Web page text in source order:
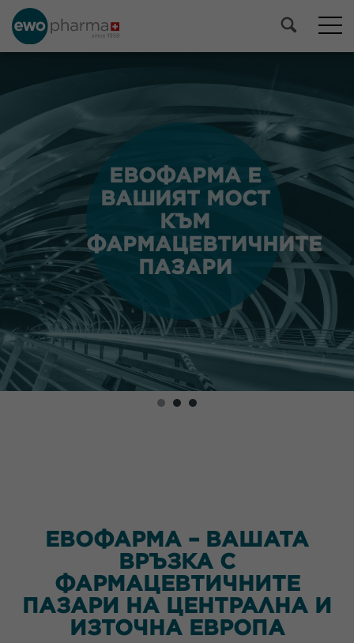
ЕВОФАРМА Е
ВАШИЯТ МОСТ
КЪМ
ФАРМАЦЕВТИЧНИТЕ
ПАЗАРИ
ЕВОФАРМА Е
ВАШИЯТ МОСТ
КЪМ
ФАРМАЦЕВТИЧНИТЕ
ПАЗАРИ
ЕВОФАРМА – ВАШАТА
ВРЪЗКА С
ФАРМАЦЕВТИЧНИТЕ
ПАЗАРИ НА ЦЕНТРАЛНА И
ИЗТОЧНА ЕВРОПА